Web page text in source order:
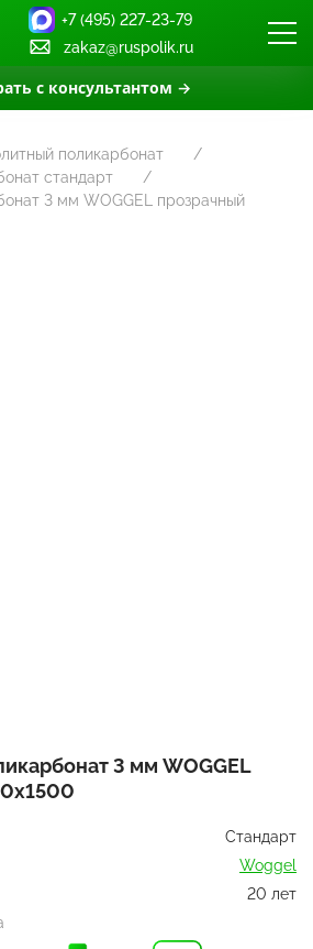
с консультантом →
+7 (495) 227-23-79
zakaz@ruspolik.ru
поликарбонат
стандарт
3 мм WOGGEL прозрачный
3 мм WOGGEL
Стандарт
Woggel
20 лет